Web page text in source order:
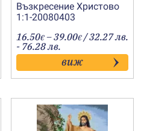
Възкресение Христово
1:1-20080403
16.50€ –39.00€Price
range:
16.50€
through
39.00€
/ 32.27 лв.
- 76.28 лв.
виж